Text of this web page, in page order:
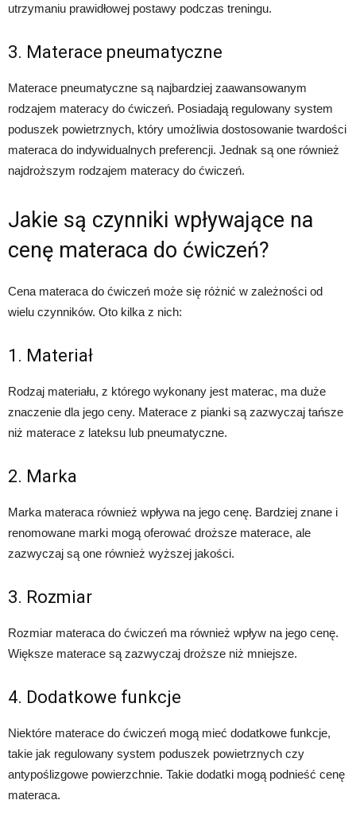
utrzymaniu prawidłowej postawy podczas treningu.
3. Materace pneumatyczne
Materace pneumatyczne są najbardziej zaawansowanym
rodzajem materacy do ćwiczeń. Posiadają regulowany system
poduszek powietrznych, który umożliwia dostosowanie twardości
materaca do indywidualnych preferencji. Jednak są one również
najdroższym rodzajem materacy do ćwiczeń.
Jakie są czynniki wpływające na
cenę materaca do ćwiczeń?
Cena materaca do ćwiczeń może się różnić w zależności od
wielu czynników. Oto kilka z nich:
1. Materiał
Rodzaj materiału, z którego wykonany jest materac, ma duże
znaczenie dla jego ceny. Materace z pianki są zazwyczaj tańsze
niż materace z lateksu lub pneumatyczne.
2. Marka
Marka materaca również wpływa na jego cenę. Bardziej znane i
renomowane marki mogą oferować droższe materace, ale
zazwyczaj są one również wyższej jakości.
3. Rozmiar
Rozmiar materaca do ćwiczeń ma również wpływ na jego cenę.
Większe materace są zazwyczaj droższe niż mniejsze.
4. Dodatkowe funkcje
Niektóre materace do ćwiczeń mogą mieć dodatkowe funkcje,
takie jak regulowany system poduszek powietrznych czy
antypoślizgowe powierzchnie. Takie dodatki mogą podnieść cenę
materaca.